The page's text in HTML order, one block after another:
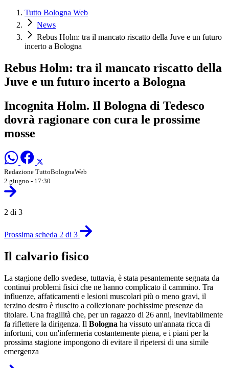
Tutto Bologna Web
News
Rebus Holm: tra il mancato riscatto della Juve e un futuro
incerto a Bologna
Rebus Holm: tra il mancato riscatto della
Juve e un futuro incerto a Bologna
Incognita Holm. Il Bologna di Tedesco
dovrà ragionare con cura le prossime
mosse
Redazione TuttoBolognaWeb
2 giugno - 17:30
2 di 3
Prossima scheda 2 di 3
Il calvario fisico
La stagione dello svedese, tuttavia, è stata pesantemente segnata da
continui problemi fisici che ne hanno complicato il cammino. Tra
influenze, affaticamenti e lesioni muscolari più o meno gravi, il
terzino destro è riuscito a collezionare pochissime presenze da
titolare. Una fragilità che, per un ragazzo di 26 anni, inevitabilmente
fa riflettere la dirigenza. Il Bologna ha vissuto un'annata ricca di
infortuni, con un'infermeria costantemente piena, e i piani per la
prossima stagione impongono di evitare il ripetersi di una simile
emergenza